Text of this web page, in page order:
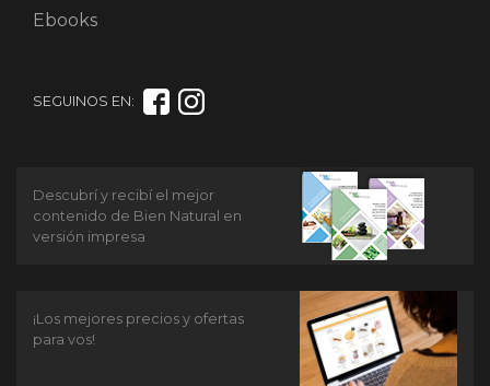
Ebooks
SEGUINOS EN:
Descubrí y recibí el mejor
contenido de Bien Natural en
versión impresa
¡Los mejores precios y ofertas
para vos!